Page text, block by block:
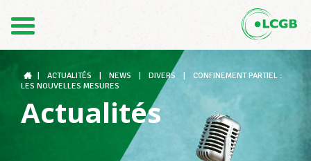
DE
Le LCGB
ACTUALITÉS NEWS DIVERS
CONFINEMENT PARTIEL :
LES NOUVELLES MESURES
Actualités